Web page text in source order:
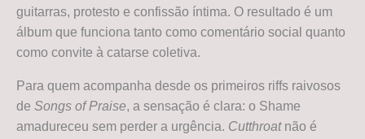
guitarras, protesto e confissão íntima. O resultado é um
álbum que funciona tanto como comentário social quanto
como convite à catarse coletiva.
Para quem acompanha desde os primeiros riffs raivosos
de Songs of Praise, a sensação é clara: o Shame
amadureceu sem perder a urgência. Cutthroatnão é